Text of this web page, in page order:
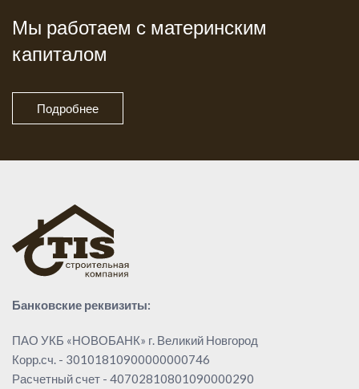
Мы работаем с материнским
капиталом
Подробнее
Банковские реквизиты:
ПАО УКБ «НОВОБАНК» г. Великий Новгород
Корр.сч. - 30101810900000000746
Расчетный счет - 40702810801090000290